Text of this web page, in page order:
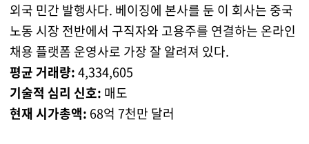
외국 민간 발행사다. 베이징에 본사를 둔 이 회사는 중국
노동 시장 전반에서 구직자와 고용주를 연결하는 온라인
채용 플랫폼 운영사로 가장 잘 알려져 있다.
평균 거래량:4,334,605
기술적 심리 신호: 매도
현재 시가총액: 68억 7천만 달러